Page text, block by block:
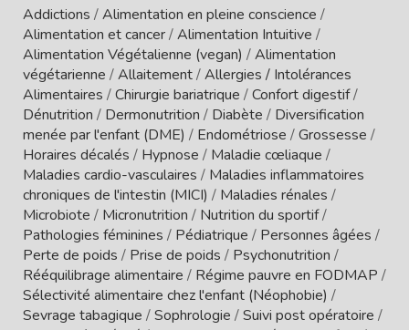
Addictions /Alimentation en pleine conscience /
Alimentation et cancer/Alimentation Intuitive /
Alimentation Végétalienne (vegan) /Alimentation
végétarienne /Allaitement/Allergies / Intolérances
Alimentaires /Chirurgie bariatrique /Confort digestif/
Dénutrition / Dermonutrition / Diabète / Diversification
menée par l'enfant (DME) / Endométriose /Grossesse /
Horaires décalés / Hypnose / Maladie cœliaque /
Maladies cardio-vasculaires / Maladies inflammatoires
chroniques de l'intestin (MICI) / Maladies rénales /
Microbiote / Micronutrition / Nutrition du sportif/
Pathologies féminines / Pédiatrique / Personnes âgées /
Perte de poids / Prise de poids / Psychonutrition /
Rééquilibrage alimentaire / Régime pauvre en FODMAP /
Sélectivité alimentaire chez l'enfant (Néophobie) /
Sevrage tabagique /Sophrologie /Suivi post opératoire /